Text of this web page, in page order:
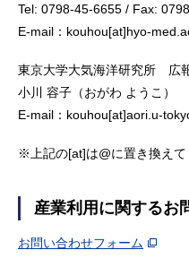
Tel: 0798-45-6655 / Fax:
E-mail：kouhou[at]hyo-
東京大学大気海洋研究所 広
小川 容子（おがわ ようこ）
E-mail：kouhou[at]aori.u-
※上記の[at]は@に置き換えて
産業利用に関するお
お問い合わせフォーム